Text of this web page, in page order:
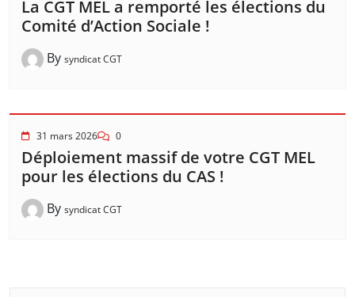
La CGT MEL a remporté les élections du
Comité d’Action Sociale !
By syndicat CGT
31 mars 2026 0
Déploiement massif de votre CGT MEL
pour les élections du CAS !
By syndicat CGT